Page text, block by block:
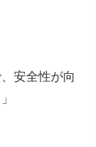
安全性が向